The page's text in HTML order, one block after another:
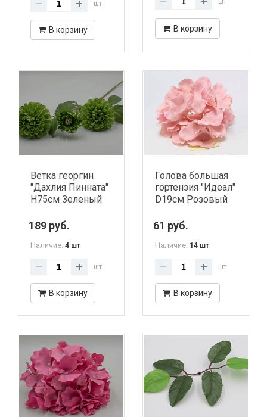
шт
В корзину В корзину
Ветка георгин
"Дахлия Пинната"
H75см Зеленый
189 руб.
Наличие: 4 шт
шт
В корзину
Голова большая
гортензия "Идеал"
D19см Розовый
61 руб.
Наличие: 14 шт
шт
В корзину